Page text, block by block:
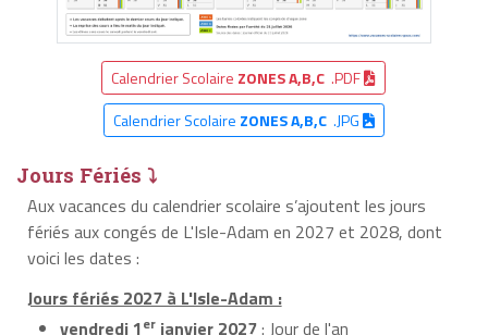
Calendrier Scolaire ZONES A,B,C .PDF
Calendrier Scolaire ZONES A,B,C.JPG
Jours Fériés ⤵
Aux vacances du calendrier scolaire s’ajoutent les jours
fériés aux congés de L'Isle-Adam en 2027 et 2028, dont
voici les dates :
Jours fériés 2027 à L'Isle-Adam :
vendredi 1er janvier 2027: Jour de l'an